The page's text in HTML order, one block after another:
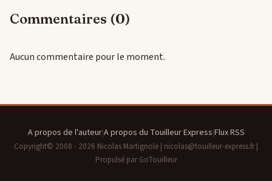
Commentaires (0)
Aucun commentaire pour le moment.
A propos de l'auteur|A propos du Touilleur Express|Flux RSS
Copyright© 2008 - 2026 Nicolas Martignole | nicolas@touilleur-express.fr |
Propulsé par GoTouilleur